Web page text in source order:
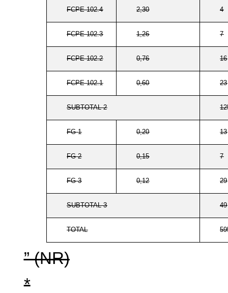
FCPE 102.4 2,30 4
FCPE 102.3 1,26 7
FCPE 102.2 0,76 16
FCPE 102.1 0,60 23
SUBTOTAL 2
FG-1 0,20 13
FG-2 0,15 7
FG-3 0,12 29
SUBTOTAL 3 49
TOTAL
” (NR)
*